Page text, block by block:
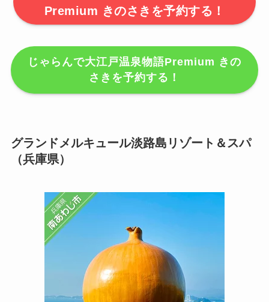
Premium きのさきを予約する！
じゃらんで大江戸温泉物語Premium きの
さきを予約する！
グランドメルキュール淡路島リゾート＆スパ
（兵庫県）